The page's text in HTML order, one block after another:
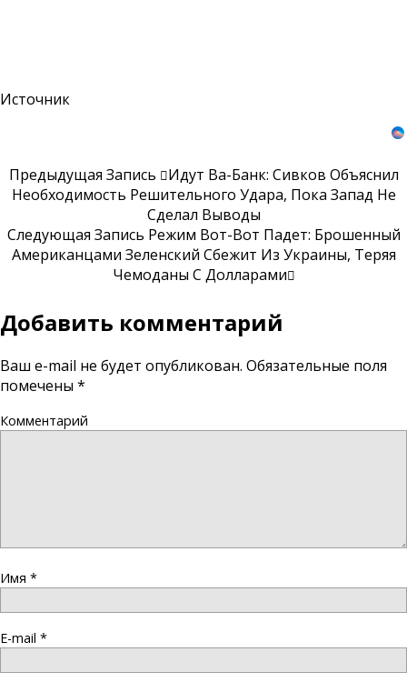
Источник
Предыдущая Запись
Идут Ва-Банк: Сивков Объяснил
Необходимость Решительного Удара, Пока Запад Не
Сделал Выводы
Следующая Запись Режим Вот-Вот Падет: Брошенный
Американцами Зеленский Сбежит Из Украины, Теряя
Чемоданы С Долларами
Добавить комментарий
Ваш e-mail не будет опубликован. Обязательные поля
помечены *
Комментарий
Имя *
E-mail *